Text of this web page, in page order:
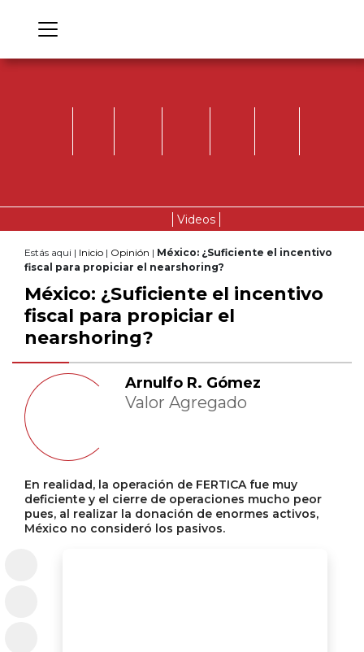
Videos
Estás aqui | Inicio | Opinión | México: ¿Suficiente el incentivo
fiscal para propiciar el nearshoring?
México: ¿Suficiente el incentivo
fiscal para propiciar el
nearshoring?
Arnulfo R. Gómez
Valor Agregado
En realidad, la operación de FERTICA fue muy
deficiente y el cierre de operaciones mucho peor
pues, al realizar la donación de enormes activos,
México no consideró los pasivos.